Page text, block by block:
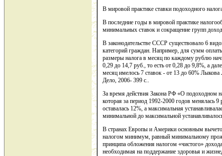
В мировой практике ставки подоходного
В последние годы в мировой практике
минимальных ставок и сокращение групп
В законодательстве СССР существовало 6
категорий граждан. Например, для сумм
размеры налога в месяц по каждому рублю
0,29 до 14,7 руб., то есть от 0,28 до 9,8%, а
месяц имелось 7 ставок - от 13 до 60%
Дело, 2006- 399 с..
За время действия Закона РФ «О подоходном
которая за период 1992-2000 годов менялась
оставалась 12%, а максимальная
минимальной до максимальной
В странах Европы и Америки основным
налогом минимум, равный минимальному
принципа обложения налогом «чистого»
необходимая на поддержание здоровья и